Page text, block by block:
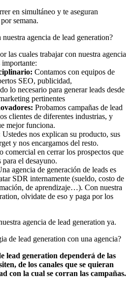
en simultáneo y te aseguran
semana.
agencia de lead generation?
las cuales trabajar con nuestra agencia
importante:
Contamos con equipos de
SEO, publicidad,
lo necesario para generar leads desde
pertinentes
Probamos campañas de lead
clientes de diferentes industrias, y
mejor funciona.
Ustedes nos explican su producto, sus
y nos encargamos del resto.
comercial en cerrar los prospectos que
para el desayuno.
agencia de generación de leads es
SDR internamente (sueldo, costo de
de aprendizaje…). Con nuestra
olvidate de eso y paga por los
agencia de lead generation ya.
de lead generation con una agencia?
lead generation dependerá de las
de los canales que se quieran
con la cual se corran las campañas.